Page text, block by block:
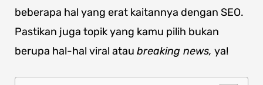
beberapa hal yang erat kaitannya dengan SEO.
Pastikan juga topik yang kamu pilih bukan
berupa hal-hal viral atau breaking news, ya!